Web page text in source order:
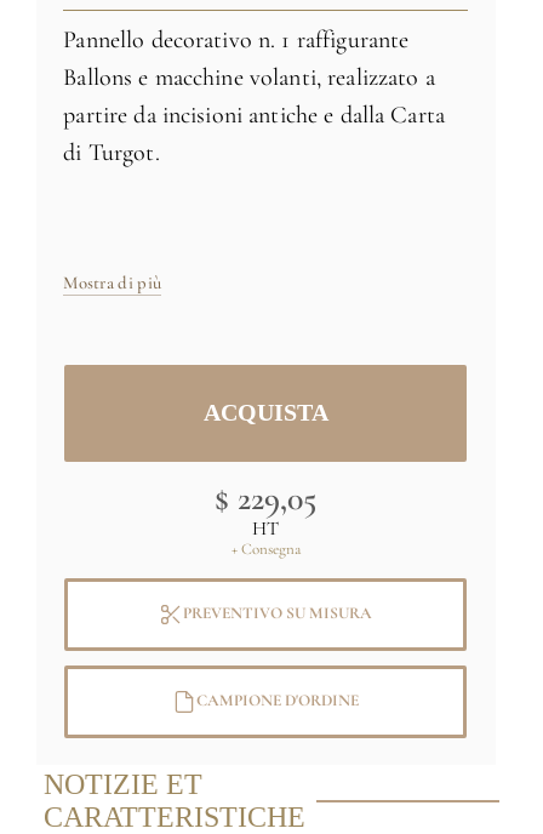
Pannello decorativo n. 1 raffigurante
Ballons e macchine volanti, realizzato a
partire da incisioni antiche e dalla Carta
di Turgot.
separatamente
Credito :(C) RMN-Grand Palais (musée
du Louvre) / Thierry Le Mage
Mostra di più
$ 229,05
HT
+ Consegna
PREVENTIVO SU MISURA
CAMPIONE D'ORDINE
NOTIZIE ET
CARATTERISTICHE